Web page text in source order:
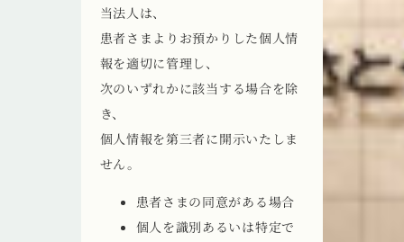
当法人は、
患者さまよりお預かりした個人情
報を適切に管理し、
次のいずれかに該当する場合を除
き、
個人情報を第三者に開示いたしま
せん。
患者さまの同意がある場合
個人を識別あるいは特定で